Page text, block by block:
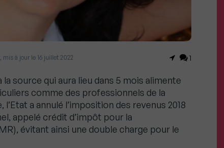
mis à jour le 16 juillet 2022 1
source qui aura lieu dans 5 mois alimente
comme des professionnels de la
a annulé l’imposition des revenus 2018
appelé crédit d’impôt pour la
évitant ainsi une double charge pour le